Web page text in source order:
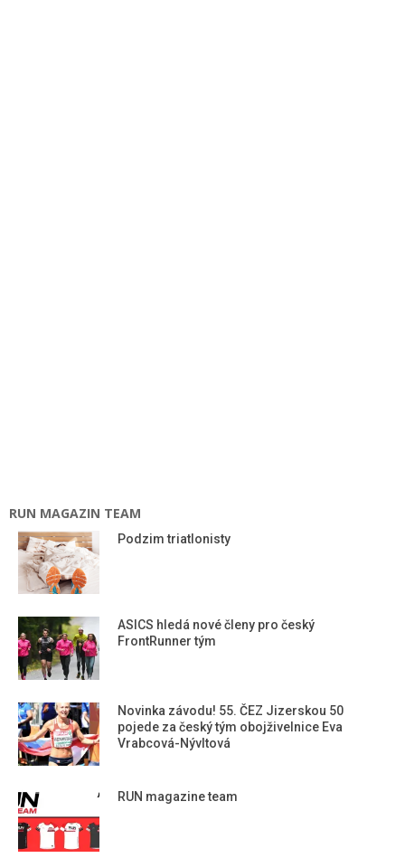
RUN MAGAZIN TEAM
Podzim triatlonisty
ASICS hledá nové členy pro český
FrontRunner tým
Novinka závodu! 55. ČEZ Jizerskou 50
pojede za český tým obojživelnice Eva
Vrabcová-Nývltová
RUN magazine team